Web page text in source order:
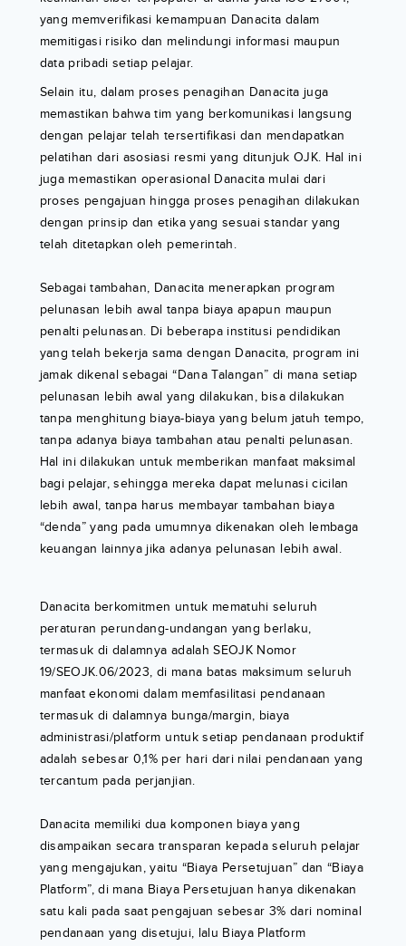
yang memverifikasi kemampuan Danacita dalam
memitigasi risiko dan melindungi informasi maupun
data pribadi setiap pelajar.
Selain itu, dalam proses penagihan Danacita juga
memastikan bahwa tim yang berkomunikasi langsung
dengan pelajar telah tersertifikasi dan mendapatkan
pelatihan dari asosiasi resmi yang ditunjuk OJK. Hal ini
juga memastikan operasional Danacita mulai dari
proses pengajuan hingga proses penagihan dilakukan
dengan prinsip dan etika yang sesuai standar yang
telah ditetapkan oleh pemerintah.
Sebagai tambahan, Danacita menerapkan program
pelunasan lebih awal tanpa biaya apapun maupun
penalti pelunasan. Di beberapa institusi pendidikan
yang telah bekerja sama dengan Danacita, program ini
jamak dikenal sebagai “Dana Talangan” di mana setiap
pelunasan lebih awal yang dilakukan, bisa dilakukan
tanpa menghitung biaya-biaya yang belum jatuh tempo,
tanpa adanya biaya tambahan atau penalti pelunasan.
Hal ini dilakukan untuk memberikan manfaat maksimal
bagi pelajar, sehingga mereka dapat melunasi cicilan
lebih awal, tanpa harus membayar tambahan biaya
“denda” yang pada umumnya dikenakan oleh lembaga
keuangan lainnya jika adanya pelunasan lebih awal.
Danacita berkomitmen untuk mematuhi seluruh
peraturan perundang-undangan yang berlaku,
termasuk di dalamnya adalah SEOJK Nomor
19/SEOJK.06/2023, di mana batas maksimum seluruh
manfaat ekonomi dalam memfasilitasi pendanaan
termasuk di dalamnya bunga/margin, biaya
administrasi/platform untuk setiap pendanaan produktif
adalah sebesar 0,1% per hari dari nilai pendanaan yang
tercantum pada perjanjian.
Danacita memiliki dua komponen biaya yang
disampaikan secara transparan kepada seluruh pelajar
yang mengajukan, yaitu “Biaya Persetujuan” dan “Biaya
Platform”, di mana Biaya Persetujuan hanya dikenakan
satu kali pada saat pengajuan sebesar 3% dari nominal
pendanaan yang disetujui, lalu Biaya Platform